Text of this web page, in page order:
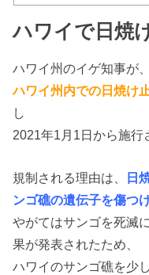
ハワイで日焼
ハワイ州のイゲ知事が
ハワイ州内での日焼け
し
2021年1月1日から施行
規制される理由は、
日
ンゴ礁の遺伝子を傷つけ
やがてはサンゴを死滅
果が発表されたため、
ハワイのサンゴ礁を少